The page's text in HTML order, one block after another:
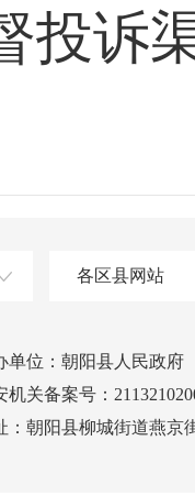
投诉
各区县网站
单位：朝阳县人民政府
机关备案号：
：朝阳县柳城街道燕京